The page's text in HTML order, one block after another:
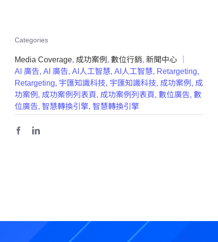
Categories
Media Coverage, 成功案例 , 數位行銷, 新聞中心
AI 廣告, AI 廣告, AI人工智慧, AI人工智慧, Retargeting,
Retargeting, 宇匯知識科技, 宇匯知識科技, 成功案例 , 成
功案例 , 成功案例列表頁, 成功案例列表頁, 數位廣告, 數
位廣告, 智慧轉換引擎, 智慧轉換引擎